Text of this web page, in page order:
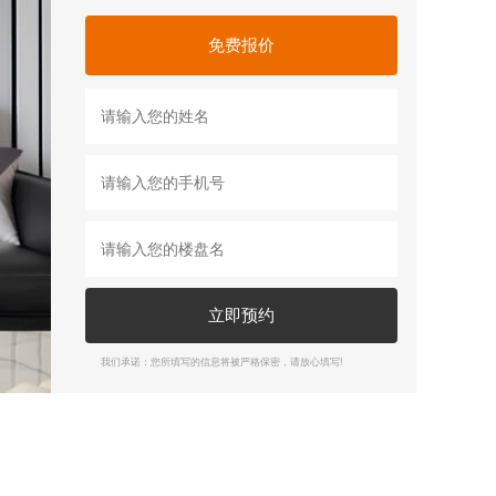
免费报价
立即预约
我们承诺：您所填写的信息将被严格保密，请放心填写!